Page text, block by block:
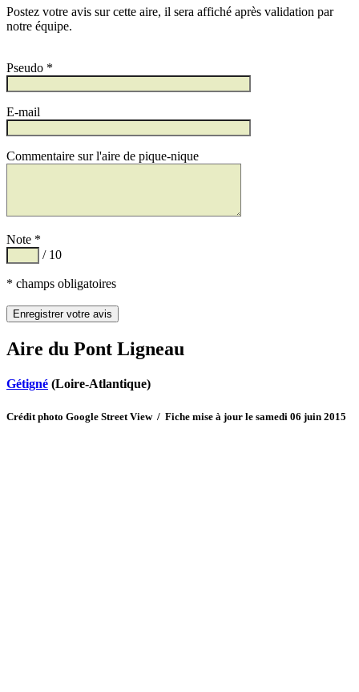
Postez votre avis sur cette aire, il sera affiché après validation par
notre équipe.
Pseudo *
E-mail
Commentaire sur l'aire de pique-nique
Note *
/ 10
* champs obligatoires
Aire du Pont Ligneau
Gétigné (Loire-Atlantique)
Crédit photo Google Street View / Fiche mise à jour le samedi 06 juin 2015